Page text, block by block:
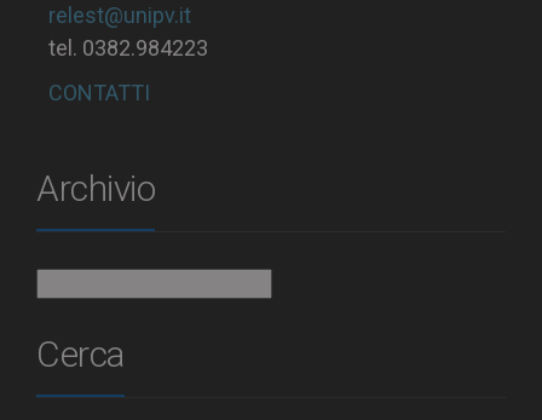
relest@unipv.it
tel. 0382.984223
CONTATTI
Archivio
Cerca